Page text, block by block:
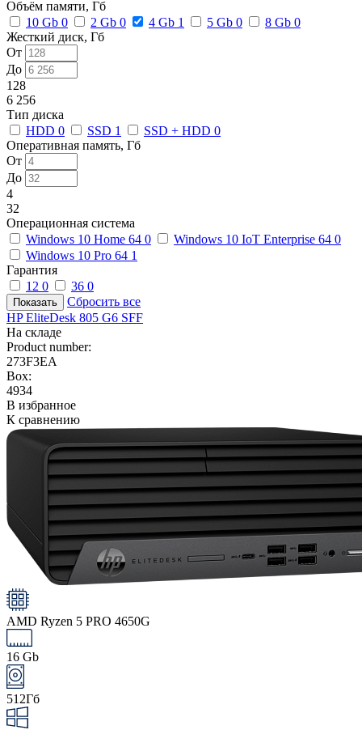
Объём памяти, Гб
10 Gb 0 2 Gb 0 4 Gb 1 5 Gb 0 8 Gb 0
Жесткий диск, Гб
От
До
128
6 256
Тип диска
HDD 0 SSD 1 SSD + HDD 0
Оперативная память, Гб
От
До
4
32
Операционная система
Windows 10 Home 64 0 Windows 10 IoT Enterprise 64 0
Windows 10 Pro 64 1
Гарантия
12 0 36 0
Сбросить все
HP EliteDesk 805 G6 SFF
На складе
Product number:
273F3EA
Box:
4934
В избранное
К сравнению
AMD Ryzen 5 PRO 4650G
16 Gb
512Гб